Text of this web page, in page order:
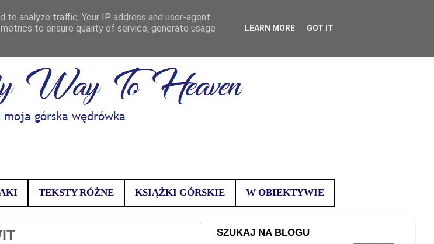
TEKSTY RÓŻNE KSIĄŻKI GÓRSKIE W OBIEKTYWIE
SZUKAJ NA BLOGU
analyze traffic. Your IP address and user-agent
to ensure quality of service, generate usage
LEARN MORE GOT IT